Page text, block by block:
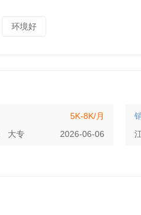
环境好
5K-8K/月
大专 2026-06-06